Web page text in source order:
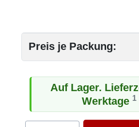
Preis je Packung:
Auf Lager.
Werktage 1